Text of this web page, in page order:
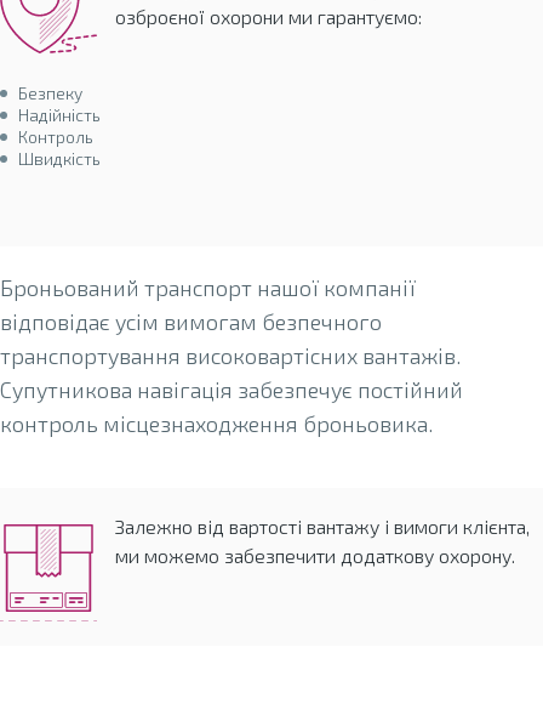
озброєної охорони ми гарантуємо:
Безпеку
Надійність
Контроль
Швидкість
Броньований транспорт нашої компанії
відповідає усім вимогам безпечного
транспортування високовартісних вантажів.
Супутникова навігація забезпечує постійний
контроль місцезнаходження броньовика.
Залежно від вартості вантажу і вимоги клієнта,
ми можемо забезпечити додаткову охорону.